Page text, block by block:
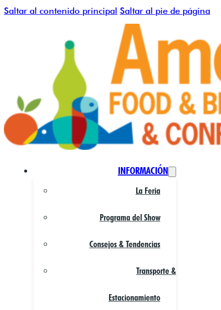
Saltar al contenido principal Saltar al pie de página
INFORMACIÓN
La Feria
Programa del Show
Consejos & Tendencias
Transporte &
Estacionamiento